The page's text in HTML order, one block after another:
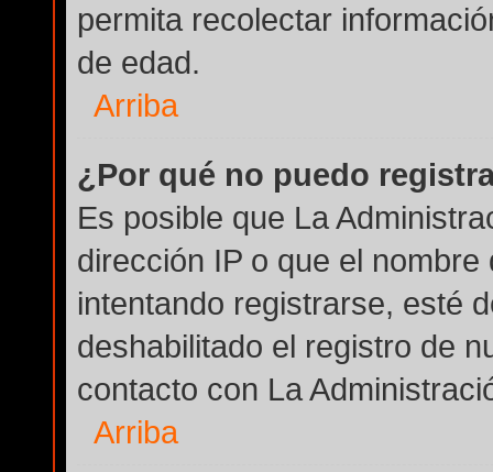
permita recolectar
de edad.
Arriba
¿Por qué no puedo
Es posible que La
dirección IP o que el
intentando registrarse, esté
deshabilitado el registro de
contacto con La
Arriba